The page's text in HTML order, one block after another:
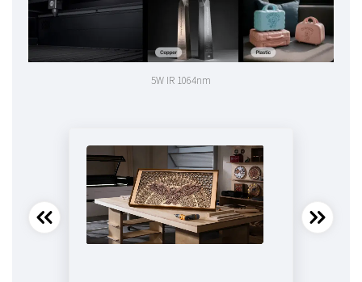
5W IR 1064nm